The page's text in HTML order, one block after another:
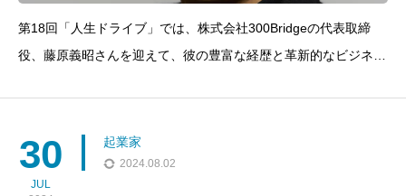
第18回「人生ドライブ」では、株式会社300Bridgeの代表取締
役、藤原義昭さんを迎えて、彼の豊富な経歴と革新的なビジネス
果たし、企業のデジタル変革をリードしました。現在は
30
JUL
起業家
2024.08.02